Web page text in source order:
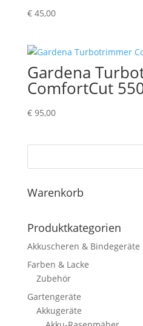
€45,00
Gardena
ComfortCut
€95,00
Warenkorb
Produktkategorien
Akkuscheren & Bindegeräte
Farben & Lacke
Zubehör
Gartengeräte
Akkugeräte